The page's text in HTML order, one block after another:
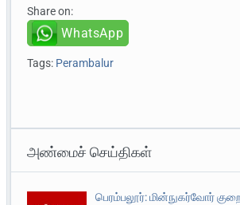
Share on:
WhatsApp
Tags: Perambalur
அண்மைச் செய்திகள்
பெரம்பலூர்: மின்நுகர்வோர்